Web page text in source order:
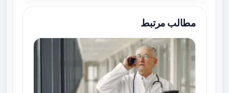
مطالب مرتبط